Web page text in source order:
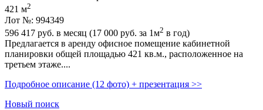
421 м2
Лот №: 994349
596 417 руб. в месяц (17 000 руб. за 1м2 в год)
Предлагается в аренду офисное помещение кабинетной
планировки общей площадью 421 кв.м.,­ расположенное на
третьем этаже....
Подробное описание (12 фото) + презентация >>
Новый поиск